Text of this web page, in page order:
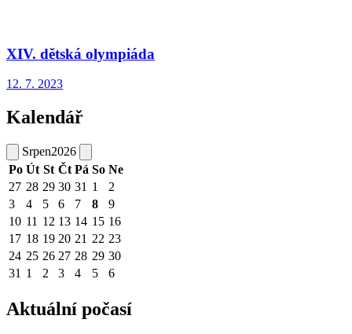
XIV. dětská olympiáda
12. 7. 2023
Kalendář
Srpen2026
Po Út St Čt Pá So Ne
27 28 29 30 31 1
2
3
4 5 6 7 8
9
10 11 12 13 14 15 16
17 18 19 20 21 22 23
24 25 26 27 28 29 30
31 1 2 3 4 5 6
Aktuální počasí